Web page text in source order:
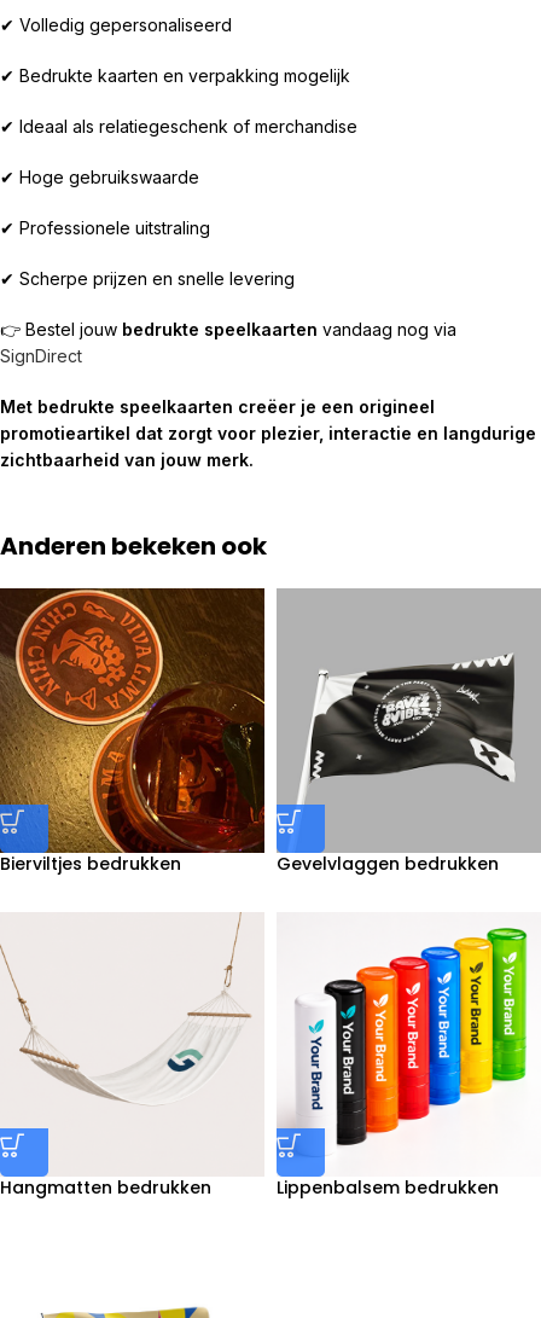
✔ Volledig gepersonaliseerd
✔ Bedrukte kaarten en verpakking mogelijk
✔ Ideaal als relatiegeschenk of merchandise
✔ Hoge gebruikswaarde
✔ Professionele uitstraling
✔ Scherpe prijzen en snelle levering
👉 Bestel jouw bedrukte speelkaarten vandaag nog via
SignDirect
Met bedrukte speelkaarten creëer je een origineel
promotieartikel dat zorgt voor plezier, interactie en langdurige
zichtbaarheid van jouw merk.
Anderen bekeken ook
Bierviltjes bedrukken Gevelvlaggen bedrukken
Hangmatten bedrukken Lippenbalsem bedrukken